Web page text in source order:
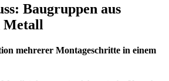
Baugruppen aus
Metall
mehrerer Montageschritte in einem